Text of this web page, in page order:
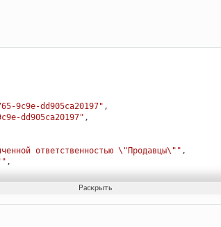
9c9e-dd905ca20197" ,
dd905ca20197" ,
ответственностью \"Продавцы\"" ,
,
,